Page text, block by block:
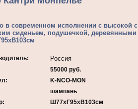
в современном исполнении с высокой
сиденьем, подушечкой, деревянными
Россия
55000 руб.
K-NCO-MON
шампань
Ш77хГ95хВ103cм